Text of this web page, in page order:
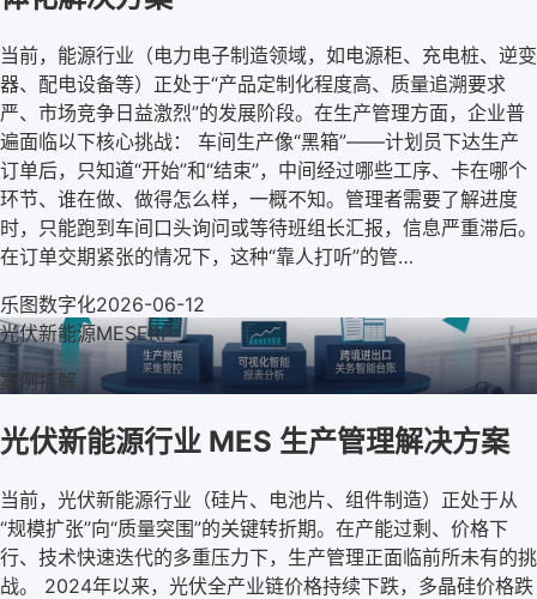
当前，能源行业（电力电子制造领域，如电源柜、充电桩、逆变
器、配电设备等）正处于“产品定制化程度高、质量追溯要求
严、市场竞争日益激烈”的发展阶段。在生产管理方面，企业普
遍面临以下核心挑战： 车间生产像“黑箱”——计划员下达生产
订单后，只知道“开始”和“结束”，中间经过哪些工序、卡在哪个
环节、谁在做、做得怎么样，一概不知。管理者需要了解进度
时，只能跑到车间口头询问或等待班组长汇报，信息严重滞后。
在订单交期紧张的情况下，这种“靠人打听”的管…
乐图数字化2026-06-12
光伏新能源MESERP
案例拆解
光伏新能源行业 MES 生产管理解决方案
当前，光伏新能源行业（硅片、电池片、组件制造）正处于从
“规模扩张”向“质量突围”的关键转折期。在产能过剩、价格下
行、技术快速迭代的多重压力下，生产管理正面临前所未有的挑
战。 2024年以来，光伏全产业链价格持续下跌，多晶硅价格跌